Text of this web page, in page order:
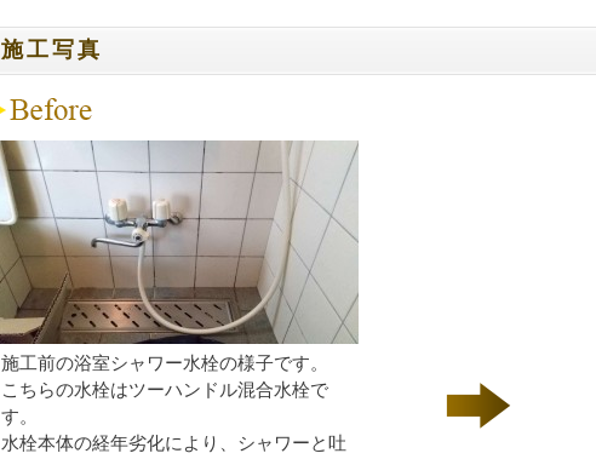
施工写真
施工前の浴室シャワー水栓の様子です。
こちらの水栓はツーハンドル混合水栓で
す。
水栓本体の経年劣化により、シャワーと吐